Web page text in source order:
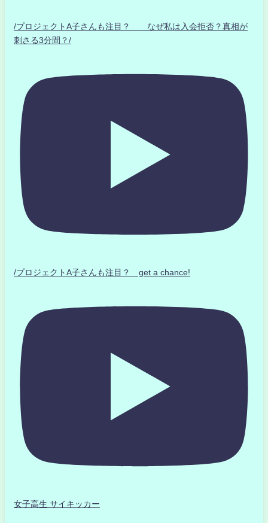
/プロジェクトA子さんも注目？ なぜ私は入会拒否？真相が
刺さる3分間？/
/プロジェクトA子さんも注目？ get a chance!
女子高生 サイキッカー